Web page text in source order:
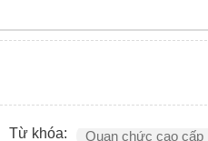
Từ khóa: Quan chức cao cấp